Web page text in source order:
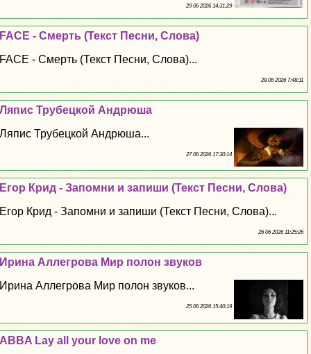
29 06 2026 14:31:29
FACE - Cмepть (Текст Песни, Слова)
FACE - Cмepть (Текст Песни, Слова)...
28 06 2026 7:48:11
Ляпис Трубецкой Андрюша
Ляпис Трубецкой Андрюша...
27 06 2026 17:30:14
Егор Крид - Запомни и запиши (Текст Песни, Слова)
Егор Крид - Запомни и запиши (Текст Песни, Слова)...
26 06 2026 11:25:26
Ирина Аллегрова Мир полон звуков
Ирина Аллегрова Мир полон звуков...
25 06 2026 15:40:19
ABBA Lay all your love on me